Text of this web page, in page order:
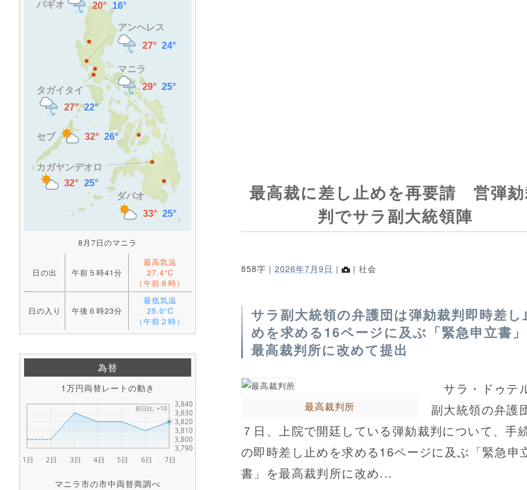
8月7日のマニラ
日の出 午前５時41分
最高気温
27.4°C
（午前８時）
日の入り 午後６時23分
最低気温
25.0°C
（午前２時）
為替
1万円両替レートの動き
マニラ市の市中両替商調べ
最高裁に差し止めを再要請 営弾
判でサラ副大統領陣
858字｜ 2026年7月9日 ｜ ｜社会
サラ副大統領の弁護団は弾劾裁判即時差し
めを求める16ページに及ぶ「緊急申立書
最高裁判所に改めて提出
最高裁判所
サラ・ドゥテ
副大統領の弁護
７日、上院で開廷している弾劾裁判について、手
の即時差し止めを求める16ページに及ぶ「緊急申
書」を最高裁判所に改め...